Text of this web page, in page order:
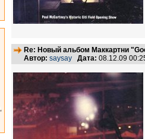
Re: Новый альбом Маккартни
Автор: saysay Дата: 08.12.09